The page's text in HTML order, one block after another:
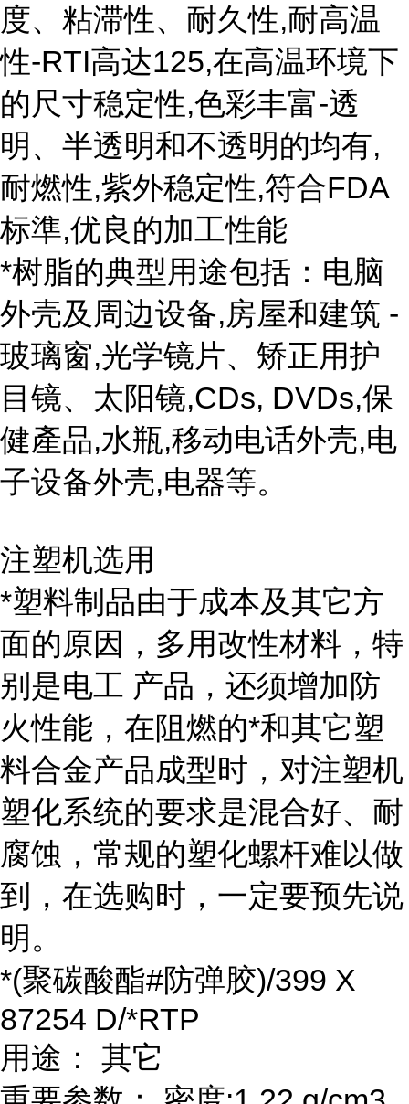
度、粘滞性、耐久性,耐高温
性-RTI高达125,在高温环境下
的尺寸稳定性,色彩丰富-透
明、半透明和不透明的均有,
耐燃性,紫外稳定性,符合FDA
标準,优良的加工性能
*树脂的典型用途包括：电脑
外壳及周边设备,房屋和建筑 -
玻璃窗,光学镜片、矫正用护
目镜、太阳镜,CDs, DVDs,保
健產品,水瓶,移动电话外壳,电
子设备外壳,电器等。
注塑机选用
*塑料制品由于成本及其它方
面的原因，多用改性材料，特
别是电工 产品，还须增加防
火性能，在阻燃的*和其它塑
料合金产品成型时，对注塑机
塑化系统的要求是混合好、耐
腐蚀，常规的塑化螺杆难以做
到，在选购时，一定要预先说
明。
*(聚碳酸酯#防弹胶)/399 X
87254 D/*RTP
用途： 其它